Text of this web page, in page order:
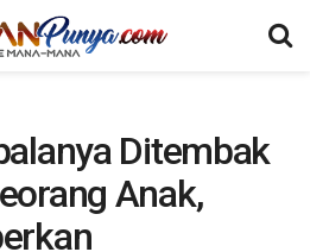
Ditembak
Anak,